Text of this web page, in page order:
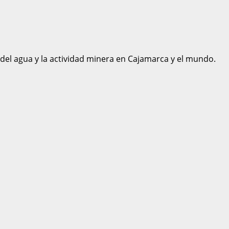
agua y la actividad minera en Cajamarca y el mundo.